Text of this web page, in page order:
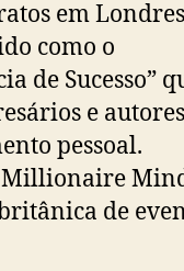
em Londres
como o
de Sucesso”
e
pessoal.
Millionaire
de